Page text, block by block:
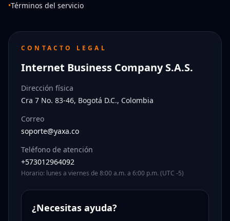
•Términos del servicio
CONTACTO LEGAL
Internet Business Company S.A.S.
Dirección física
Cra 7 No. 83-46, Bogotá D.C., Colombia
Correo
soporte@yaxa.co
Teléfono de atención
+573012964092
Horario: lunes a viernes de 8:00 a.m. a 6:00 p.m. (UTC -5)
¿Necesitas ayuda?